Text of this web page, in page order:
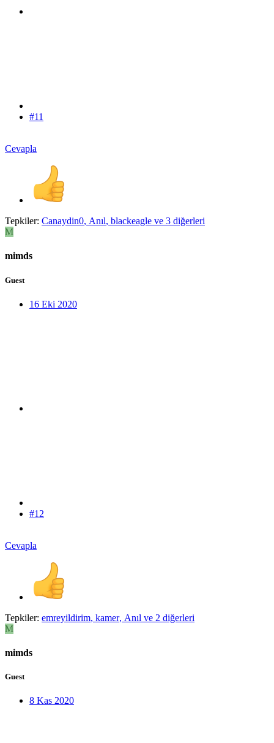
#11
Cevapla
Tepkiler: Canaydin0, Anıl, blackeagle ve 3 diğerleri
M
mimds
Guest
16 Eki 2020
#12
Cevapla
Tepkiler: emreyildirim, kamer, Anıl ve 2 diğerleri
M
mimds
Guest
8 Kas 2020